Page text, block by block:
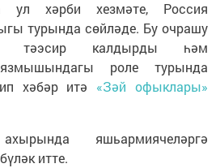
ул хәрби хезмәте, Россия
турында сөйләде. Бу очрашу
тәэсир калдырды һәм
роле турында
хәбәр итә «Зәй офыклары»
яшьармиячеләргә
итте.